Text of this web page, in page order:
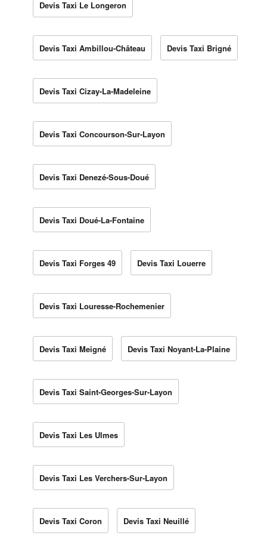
Devis Taxi Le Longeron
Devis Taxi Ambillou-Château Devis Taxi Brigné
Devis Taxi Cizay-La-Madeleine
Devis Taxi Concourson-Sur-Layon
Devis Taxi Denezé-Sous-Doué
Devis Taxi Doué-La-Fontaine
Devis Taxi Forges 49 Devis Taxi Louerre
Devis Taxi Louresse-Rochemenier
Devis Taxi Meigné Devis Taxi Noyant-La-Plaine
Devis Taxi Saint-Georges-Sur-Layon
Devis Taxi Les Ulmes
Devis Taxi Les Verchers-Sur-Layon
Devis Taxi Coron Devis Taxi Neuillé